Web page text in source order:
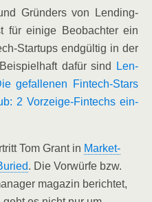
Grün­ders von Len­ding­
für eini­ge Beob­ach­ter ein
Start­ups end­gül­tig in der
dafür sind
Len­
gefal­le­nen Fin­tech-Stars
2 Vor­zei­ge-Fintechs ein­
Tom Grant in Mar­ket­
. Die Vor­wür­fe bzw.
maga­zin berich­tet,